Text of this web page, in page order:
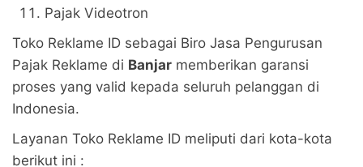
Pajak Videotron
Toko Reklame ID sebagai Biro Jasa Pengurusan
Pajak Reklame di Banjar memberikan garansi
proses yang valid kepada seluruh pelanggan di
Indonesia.
Layanan Toko Reklame ID meliputi dari kota-kota
berikut ini :